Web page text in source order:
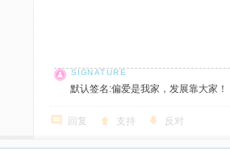
默认签名:偏爱是我家，发展靠大家
回复 支持 反对